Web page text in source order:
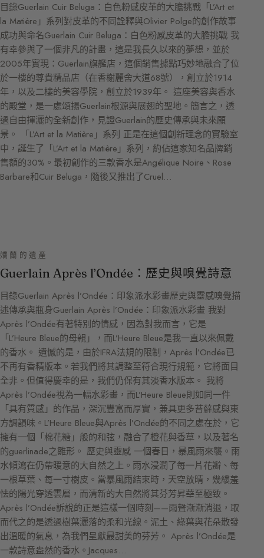
目錄Guerlain Cuir Beluga：白色粉感皮革的大膽挑戰「L’Art et
la Matière」系列對皮革的不同詮釋與Olivier Polge的創作故事
成功與命名Guerlain Cuir Beluga：白色粉感皮革的大膽挑戰 我
有幸參與了一個非凡的計畫，這是我長久以來的夢想，並於
2005年實現：Guerlain旗艦店，這個銷售據點巧妙地融合了位
於一樓的尊貴精品店（在香榭麗舍大道68號），創立於1914
年，以及二樓的美容學院，創立於1939年。 這座美容與香水
的殿堂，是一處頌揚Guerlain根源與展翅的聖地。簡言之，透
過自由揮灑的全新創作，見證Guerlain的歷史傳承與未來願
景。 「L’Art et la Matière」系列 正是在這個創新理念的實驗室
中，誕生了「L’Art et la Matière」系列，約佔這家知名品牌銷
售額的30%。最初創作的三款香水是Angélique Noire、Rose
Barbare和Cuir Beluga，隨後又推出了Cruel…
嬌蘭的遺產
Guerlain Après l’Ondée：歷史與嗅覺詩意
目錄Guerlain Après l’Ondée：印象派水彩畫歷史與靈感嗅覺描
述傳承與瓶身Guerlain Après l’Ondée：印象派水彩畫 我對
Après l’Ondée有著特別的情感，因為對我而言，它是
「L’Heure Bleue的母親」，而L’Heure Bleue是我一直以來佩戴
的香水。 遺憾的是，由於IFRA法規的限制，Après l’Ondée已
不再有香精版本。若我們將其調整至符合現行規範，它將面目
全非。但值得慶幸的是，我們仍保有其淡香水版本。 我將
Après l’Ondée視為一幅水彩畫，而L’Heure Bleue則如同一件
「具有質感」的作品，深沉豐富而厚實，兼具更多苔蘚感與東
方調韻味。L’Heure Bleue與Après l’Ondée的不同之處在於，它
擁有一個「棉花糖」般的和弦，融合了橙花與香草，以及著名
的guerlinade之雛形。 歷史與靈感 一個春日，暴風雨來襲。雨
水傾瀉在仍帶暖意的大自然之上。雨水浸潤了每一片花瓣、每
一根草葉、每一寸樹皮。當暴風雨結束時，天空放晴，幾縷羞
怯的陽光穿透雲層，而清新的大自然將其芬芳昇華至極致。
Après l’Ondée訴說的正是這樣一個時刻——雨聲漸漸消退，取
而代之的是透過樹葉灑落的柔和光線。泥土、綠葉與花朵散發
出溫暖的氣息，為我們呈獻最甜美的芬芳。 Après l’Ondée是
一款詩意盎然的香水。Jacques…